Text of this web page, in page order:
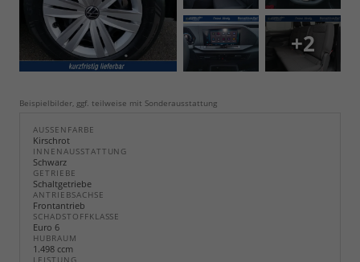
+2
Beispielbilder, ggf. teilweise mit Sonderausstattung
AUSSENFARBE
Kirschrot
INNENAUSSTATTUNG
Schwarz
GETRIEBE
Schaltgetriebe
ANTRIEBSACHSE
Frontantrieb
SCHADSTOFFKLASSE
Euro 6
HUBRAUM
1.498 ccm